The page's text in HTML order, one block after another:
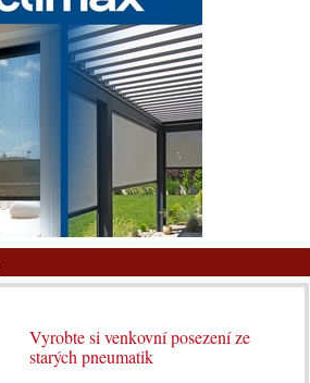
Vyrobte si venkovní posezení ze
starých pneumatik